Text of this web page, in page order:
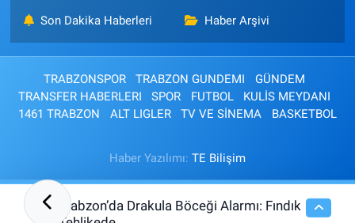
Son Dakika Haberleri Haber Arşivi
TRABZONSPOR TRABZON GUNDEMI
GÜNDEM
TRANSFER HABERLERI
SPOR FUTBOL
KULİS MEYDANI
1461 TRABZON
ALT LIGLER TV VE SİNEMA BASKETBOL
Haber Yazılımı: TE Bilişim
13:14
Trabzon’da Drakula Böceği Alarmı: Fındık